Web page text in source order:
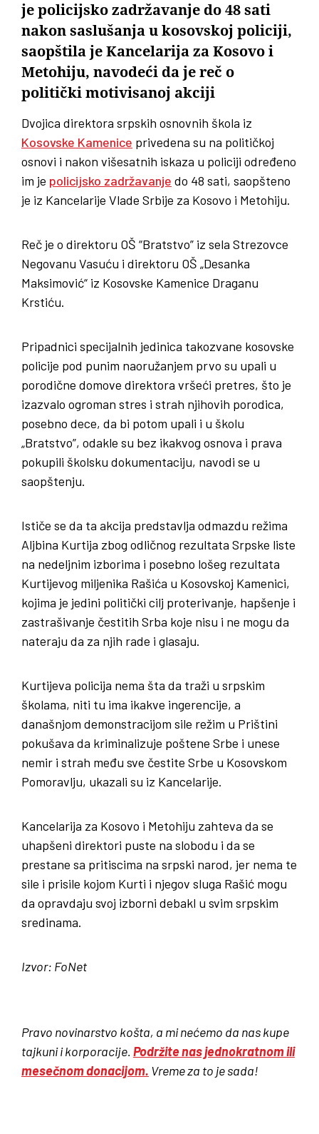
je policijsko zadržavanje do 48 sati
nakon saslušanja u kosovskoj policiji,
saopštila je Kancelarija za Kosovo i
Metohiju, navodeći da je reč o
politički motivisanoj akciji
Dvojica direktora srpskih osnovnih škola iz
Kosovske Kamenice privedena su na političkoj
osnovi i nakon višesatnih iskaza u policiji određeno
im je policijsko zadržavanje do 48 sati, saopšteno
je iz Kancelarije Vlade Srbije za Kosovo i Metohiju.
Reč je o direktoru OŠ “Bratstvo” iz sela Strezovce
Negovanu Vasuću i direktoru OŠ „Desanka
Maksimović“ iz Kosovske Kamenice Draganu
Krstiću.
Pripadnici specijalnih jedinica takozvane kosovske
policije pod punim naoružanjem prvo su upali u
porodične domove direktora vršeći pretres, što je
izazvalo ogroman stres i strah njihovih porodica,
posebno dece, da bi potom upali i u školu
„Bratstvo”, odakle su bez ikakvog osnova i prava
pokupili školsku dokumentaciju, navodi se u
saopštenju.
Ističe se da ta akcija predstavlja odmazdu režima
Aljbina Kurtija zbog odličnog rezultata Srpske liste
na nedeljnim izborima i posebno lošeg rezultata
Kurtijevog miljenika Rašića u Kosovskoj Kamenici,
kojima je jedini politički cilj proterivanje, hapšenje i
zastrašivanje čestitih Srba koje nisu i ne mogu da
nateraju da za njih rade i glasaju.
Kurtijeva policija nema šta da traži u srpskim
školama, niti tu ima ikakve ingerencije, a
današnjom demonstracijom sile režim u Prištini
pokušava da kriminalizuje poštene Srbe i unese
nemir i strah među sve čestite Srbe u Kosovskom
Pomoravlju, ukazali su iz Kancelarije.
Kancelarija za Kosovo i Metohiju zahteva da se
uhapšeni direktori puste na slobodu i da se
prestane sa pritiscima na srpski narod, jer nema te
sile i prisile kojom Kurti i njegov sluga Rašić mogu
da opravdaju svoj izborni debakl u svim srpskim
sredinama.
Izvor: FoNet
Pravo novinarstvo košta, a mi nećemo da nas kupe
tajkuni i korporacije. Podržite nas jednokratnom ili
mesečnom donacijom. Vreme za to je sada!